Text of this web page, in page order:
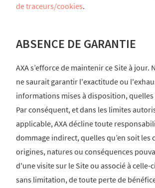
de traceurs/cookies.
ABSENCE DE GARANTIE
AXA s’efforce de maintenir ce Site à jour.
ne saurait garantir l'exactitude ou
informations mises à disposition,
Par conséquent, et dans les limites
applicable, AXA décline toute
dommage indirect, quelles qu’en soit les
origines, natures ou conséquences
d'une visite sur le Site ou associé à celle-
sans limitation, de toute perte de